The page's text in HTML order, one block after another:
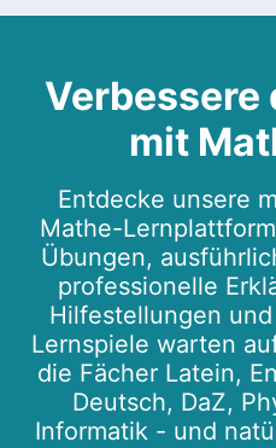
Verbessere
mit
Entdecke unsere
Mathe-
Übungen,
professionelle
Hilfestellungen
Lernspiele warten
die Fächer Latein,
Deutsch, DaZ,
Informatik - und